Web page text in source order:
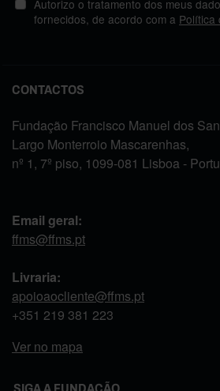
Autorizo o tratamento dos meus
fornecidos, de acordo com a Política
CONTACTOS
Fundação Francisco Manuel dos
Largo Monterroio Mascarenhas,
nº 1, 7º piso, 1099-081 Lisboa -
Email geral:
ffms@ffms.pt
Livraria:
apoioaocliente@ffms.pt
+351 219 381 223
Ver no mapa